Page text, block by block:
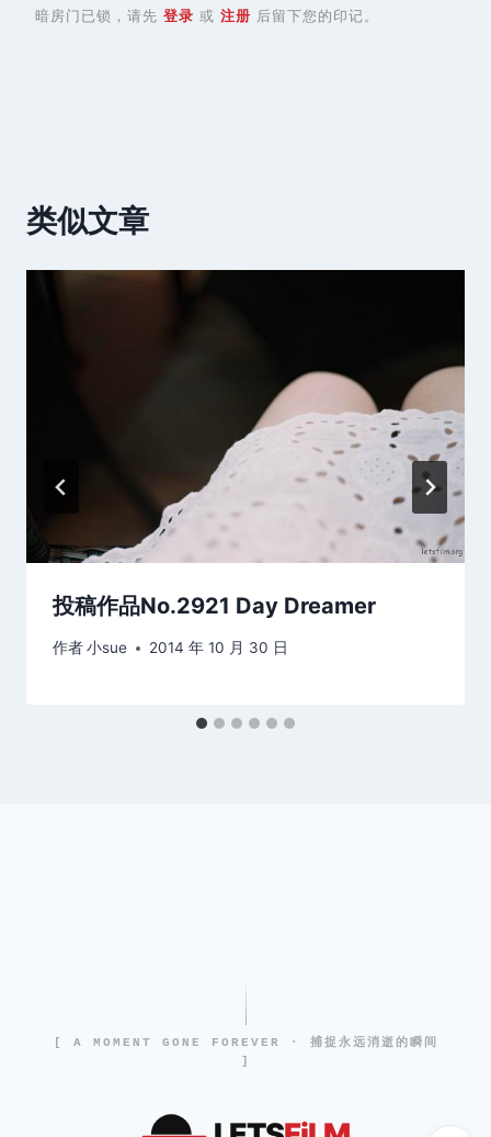
暗房门已锁，请先 登录 或 注册 后留下您的印记。
类似文章
投稿作品No.2921 Day Dreamer
作者小sue 2014 年 10 月 30 日
[ A MOMENT GONE FOREVER · 捕捉永远消逝的瞬间
]